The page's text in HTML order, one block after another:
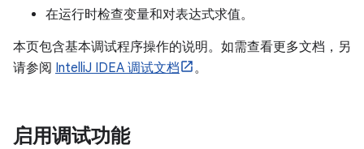
在运行时检查变量和对表达式求值。
本页包含基本调试程序操作的说明。如需查看更多文档，另
请参阅 IntelliJ IDEA 调试文档 。
启用调试功能